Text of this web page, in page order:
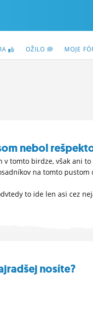
OŽILO MOJE
nebol
v tomto birdze, však ani
na tomto pustom
to ide len asi cez
nosíte?